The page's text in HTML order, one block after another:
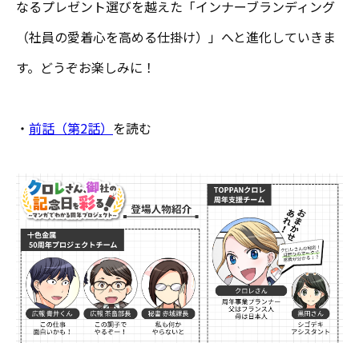
なるプレゼント選びを越えた「インナーブランディング
（社員の愛着心を高める仕掛け）」へと進化していきま
す。どうぞお楽しみに！
・ 前話（第2話） を読む